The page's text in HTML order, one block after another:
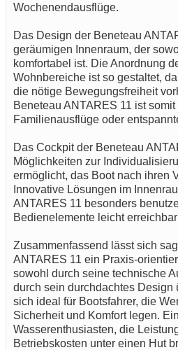
Wochenendausflüge.
Das Design der Beneteau
geräumigen Innenraum, der
komfortabel ist. Die Anordnung
Wohnbereiche ist so gestaltet,
die nötige Bewegungsfreiheit
Beneteau ANTARES 11 ist somit
Familienausflüge oder
Das Cockpit der Beneteau
Möglichkeiten zur
ermöglicht, das Boot nach ihren
Innovative Lösungen im
ANTARES 11 besonders
Bedienelemente leicht
Zusammenfassend lässt sich
ANTARES 11 ein Praxis-
sowohl durch seine technische
durch sein durchdachtes Design
sich ideal für Bootsfahrer, die
Sicherheit und Komfort legen.
Wasserenthusiasten, die
Betriebskosten unter einen Hut